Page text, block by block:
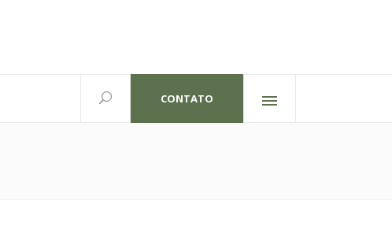
Alexandre Gutierrez,826
Redes sociais
CONTATO